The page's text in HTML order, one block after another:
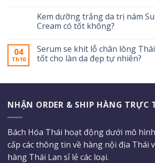
Kem dưỡng trắng da trị nám
Cream có tốt không?
04
Th10
Serum se khít lỗ chân lông
tốt cho làn da đẹp tự nhiên?
NHẬN ORDER & SHIP HÀNG TRỰC
Bách Hóa Thái hoạt động dưới mô
cấp các thông tin về hàng nội địa Thái
hàng Thái Lan sỉ lẻ các loại.